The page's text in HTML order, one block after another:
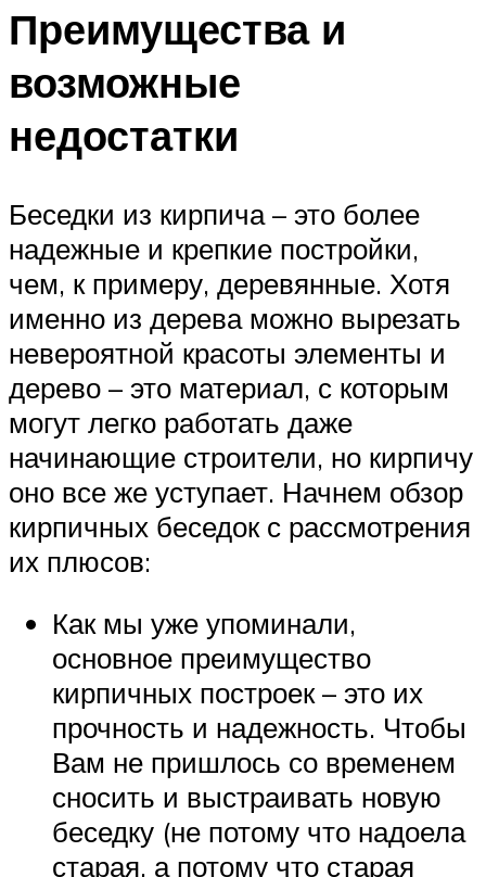
Преимущества и
возможные
недостатки
Беседки из кирпича – это более
надежные и крепкие постройки,
чем, к примеру, деревянные. Хотя
именно из дерева можно вырезать
невероятной красоты элементы и
дерево – это материал, с которым
могут легко работать даже
начинающие строители, но кирпичу
оно все же уступает. Начнем обзор
кирпичных беседок с рассмотрения
их плюсов:
Как мы уже упоминали,
основное преимущество
кирпичных построек – это их
прочность и надежность. Чтобы
Вам не пришлось со временем
сносить и выстраивать новую
беседку (не потому что надоела
старая, а потому что старая